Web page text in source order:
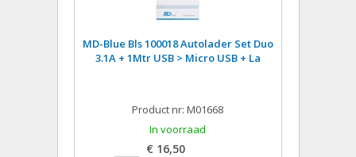
MD-Blue Bls 100018 Autolader Set Duo
3.1A + 1Mtr USB > Micro USB + La
Product nr: M01668
In voorraad
€ 16,50